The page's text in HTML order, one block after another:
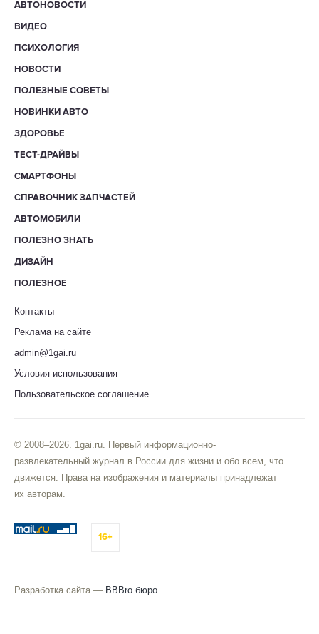
АВТОНОВОСТИ
ВИДЕО
ПСИХОЛОГИЯ
НОВОСТИ
ПОЛЕЗНЫЕ СОВЕТЫ
НОВИНКИ АВТО
ЗДОРОВЬЕ
ТЕСТ-ДРАЙВЫ
СМАРТФОНЫ
СПРАВОЧНИК ЗАПЧАСТЕЙ
АВТОМОБИЛИ
ПОЛЕЗНО ЗНАТЬ
ДИЗАЙН
ПОЛЕЗНОЕ
Контакты
Реклама на сайте
admin@1gai.ru
Условия использования
Пользовательское соглашение
© 2008–2026. 1gai.ru. Первый информационно-
развлекательный журнал в России для жизни и обо всем, что
движется. Права на изображения и материалы принадлежат
их авторам.
16+
Разработка сайта — BBBro бюро